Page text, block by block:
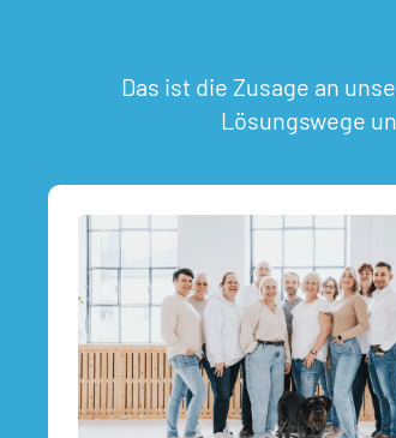
Das ist die Zusage an
Lösungswege